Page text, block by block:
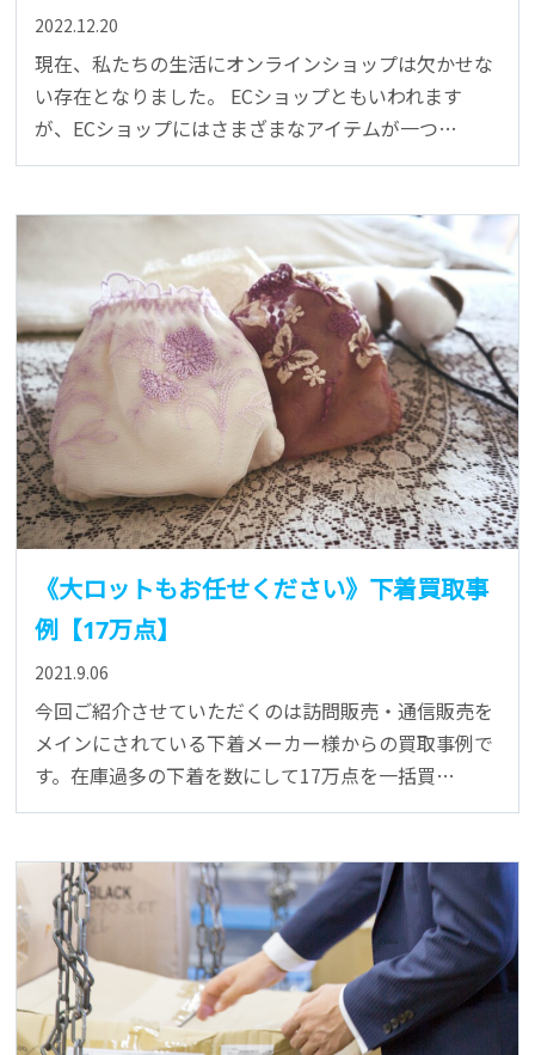
2022.12.20
現在、私たちの生活にオンラインショップは欠かせな
い存在となりました。 ECショップともいわれます
が、ECショップにはさまざまなアイテムが一つ…
《大ロットもお任せください》下着買取事
例【17万点】
2021.9.06
今回ご紹介させていただくのは訪問販売・通信販売を
メインにされている下着メーカー様からの買取事例で
す。在庫過多の下着を数にして17万点を一括買…